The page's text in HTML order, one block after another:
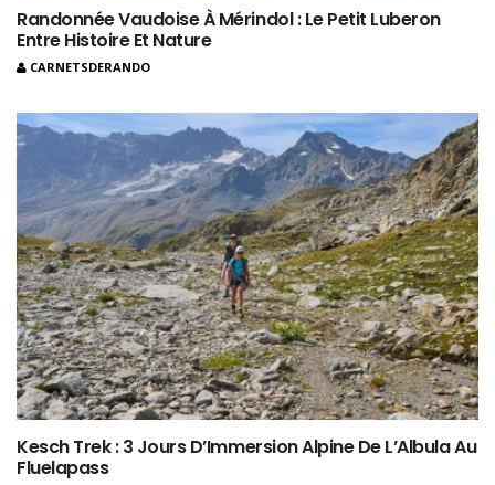
Randonnée Vaudoise À Mérindol : Le Petit Luberon
Entre Histoire Et Nature
CARNETSDERANDO
Kesch Trek : 3 Jours D’Immersion Alpine De L’Albula Au
Fluelapass